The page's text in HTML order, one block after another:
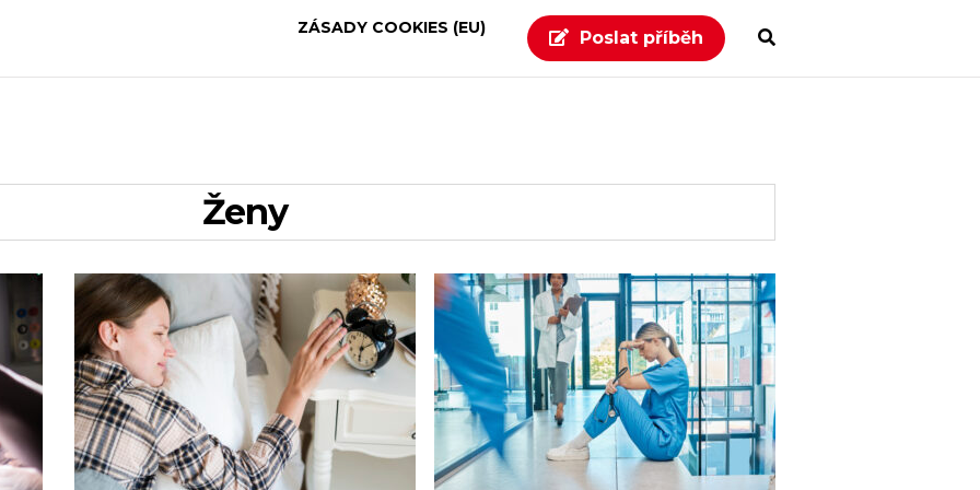
Poslat příběh
ZÁSADY COOKIES (EU)
Ženy